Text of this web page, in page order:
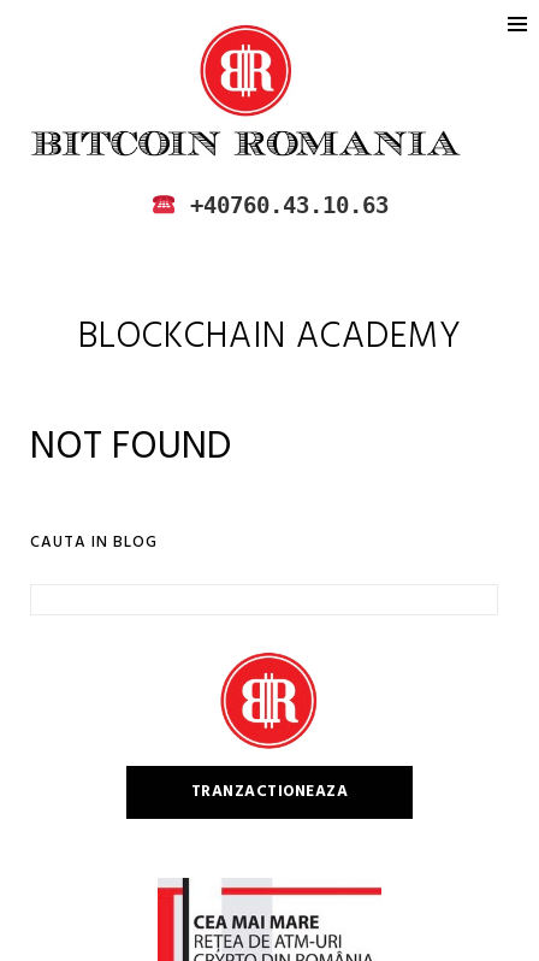
BITCOIN ROMANIA
CUMPARA SI VINDE BITCOIN IN
+40760.43.10.63
BLOCKCHAIN ACADEMY
NOT FOUND
CAUTA IN BLOG
TRANZACTIONEAZA